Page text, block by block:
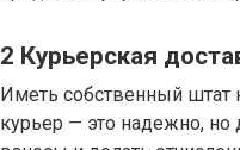
2 Курьерская
Иметь собственный штат
курьер — это надежно,